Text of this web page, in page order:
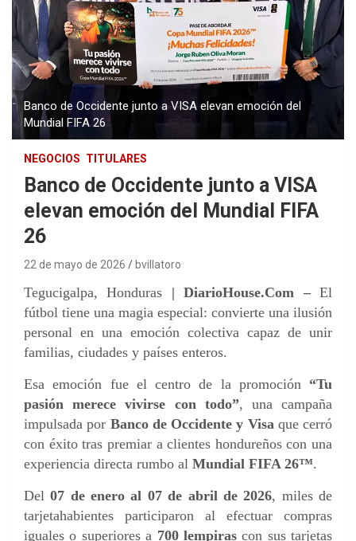
Banco de Occidente junto a VISA elevan emoción del
Mundial FIFA 26
NEGOCIOS TITULARES
Banco de Occidente junto a VISA
elevan emoción del Mundial FIFA
26
22 de mayo de 2026 bvillatoro
Tegucigalpa, Honduras | DiarioHouse.Com –El
fútbol tiene una magia especial: convierte una ilusión
personal en una emoción colectiva capaz de unir
familias, ciudades y países enteros.
Esa emoción fue el centro de la promoción “Tu
pasión merece vivirse con todo”, una campaña
impulsada por Banco de Occidente y Visaque cerró
con éxito tras premiar a clientes hondureños con una
experiencia directa rumbo al Mundial FIFA 26™.
Del07 de enero al 07 de abril de 2026, miles de
tarjetahabientes participaron al efectuar compras
iguales o superiores a 700 lempirascon sus tarjetas